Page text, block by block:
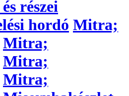
részei
hordó Mitra;
Mitra;
Mitra;
Mitra;